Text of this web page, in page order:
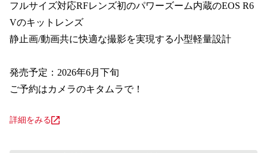
フルサイズ対応RFレンズ初のパワーズーム内蔵のEOS R6
Vのキットレンズ
静止画/動画共に快適な撮影を実現する小型軽量設計
発売予定：2026年6月下旬
ご予約はカメラのキタムラで！
詳細をみる